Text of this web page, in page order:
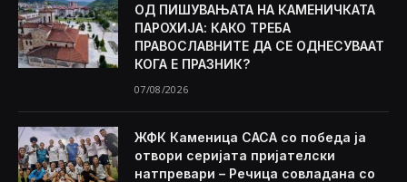
ОД ПИШУВАЊАТА НА КАМЕНИЧКАТА
ПАРОХИЈА: КАКО ТРЕБА
ПРАВОСЛАВНИТЕ ДА СЕ ОДНЕСУВААТ
КОГА Е ПРАЗНИК?
07/08/2026
ЖФК Каменица САСА со победа ја
отвори серијата пријателски
натпревари – Речица совладана со